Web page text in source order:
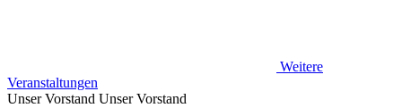
Weitere
Veranstaltungen
Unser Vorstand Unser Vorstand